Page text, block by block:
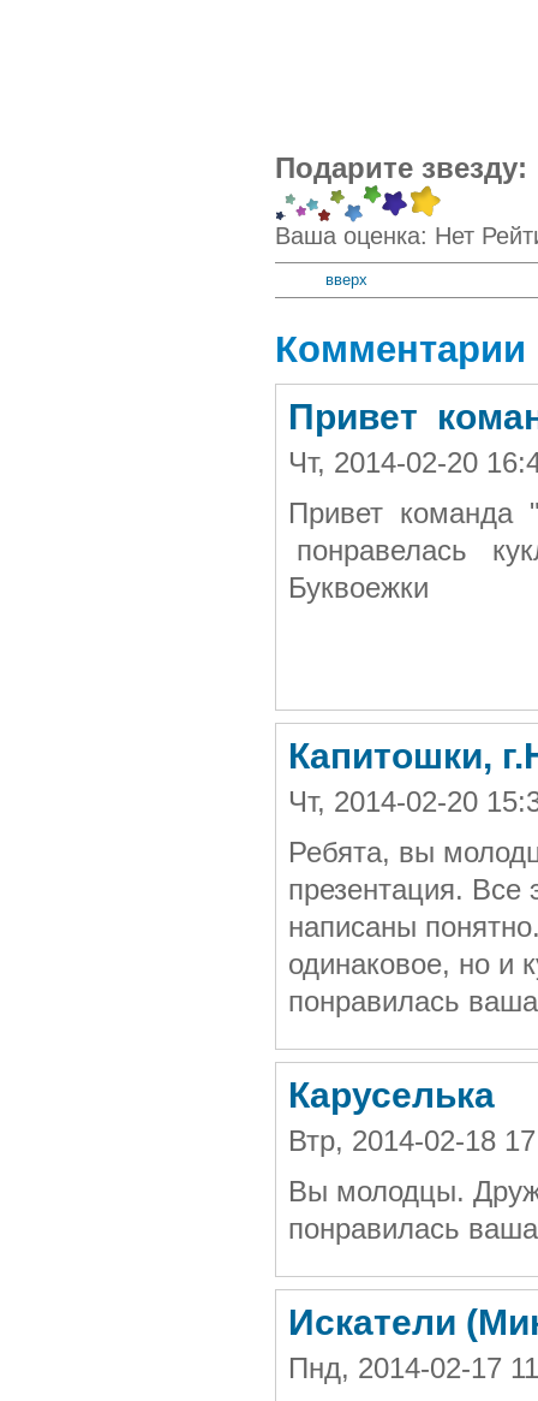
Подарите звезду:
Ваша оценка: Нет
вверх
Комментарии
Привет
Чт, 2014-02-20
Привет команда
понравелась
Буквоежки
Капитошки,
Чт, 2014-02-20
Ребята, вы
презентация. Все
написаны
одинаковое, но
понравилась
Каруселька
Втр, 2014-02-18
Вы молодцы.
понравилась
Искатели
Пнд, 2014-02-17